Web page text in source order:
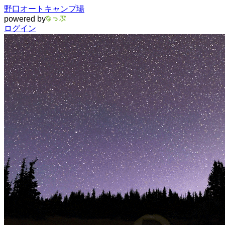
野口オートキャンプ場
powered by
ログイン